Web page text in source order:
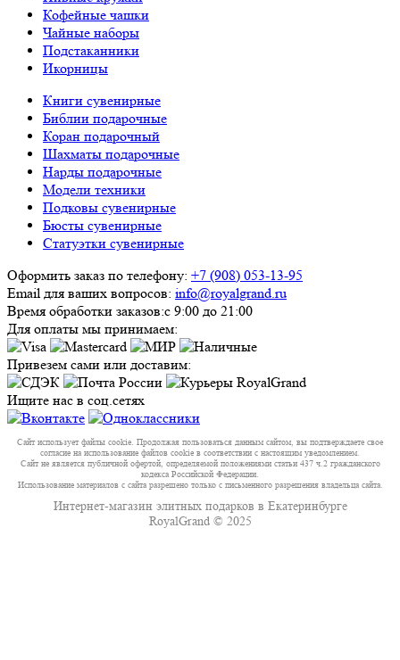
Кофейные чашки
Чайные наборы
Подстаканники
Икорницы
Книги сувенирные
Библии подарочные
Коран подарочный
Шахматы подарочные
Нарды подарочные
Модели техники
Подковы сувенирные
Бюсты сувенирные
Статуэтки сувенирные
Оформить заказ по телефону: +7 (908) 053-13-95
Email для ваших вопросов: info@royalgrand.ru
Время обработки заказов:с 9:00 до 21:00
Для оплаты мы принимаем:
Привезем сами или доставим:
Ищите нас в соц.сетях
Сайт использует файлы cookie. Продолжая пользоваться данным сайтом, вы подтверждаете свое
согласие на использование файлов cookie в соответствии с настоящим уведомлением.
Сайт не является публичной офертой, определяемой положениями статьи 437 ч.2 гражданского
кодекса Российской Федерации.
Использование материалов с сайта разрешено только с письменного разрешения владельца сайта.
Интернет-магазин элитных подарков в Екатеринбурге
RoyalGrand © 2025